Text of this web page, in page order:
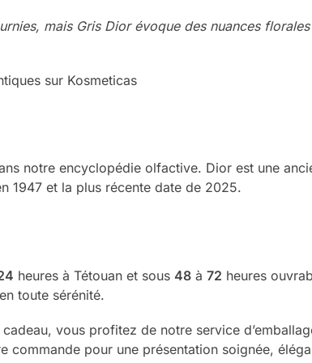
mais Gris Dior évoque des nuances
sur Kosmeticas
notre encyclopédie olfactive. Dior est une
1947 et la plus récente date de 2025.
heures à Tétouan et sous 48à 72 heures
toute sérénité.
vous profitez de notre service
commande pour une présentation soignée,